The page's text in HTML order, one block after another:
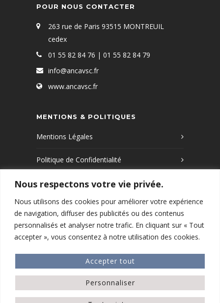
Nous respectons votre vie privée.
Nous utilisons des cookies pour améliorer votre expérience
de navigation, diffuser des publicités ou des contenus
personnalisés et analyser notre trafic. En cliquant sur « Tout
accepter », vous consentez à notre utilisation des cookies.
Personnaliser
Accepter tout
POUR NOUS CONTACTER
263 rue de Paris 93515 MONTREUIL
cedex
01 55 82 84 76 | 01 55 82 84 79
info@ancavsc.fr
www.ancavsc.fr
MENTIONS & POLITIQUES
Mentions Légales
Politique de Confidentialité
Politique de Cookies
Que recherchez-vous ?
RECHERCHER
2026 © ancavsc.fr . Tous droits réservés ·
Agence webkiwix.fr ·